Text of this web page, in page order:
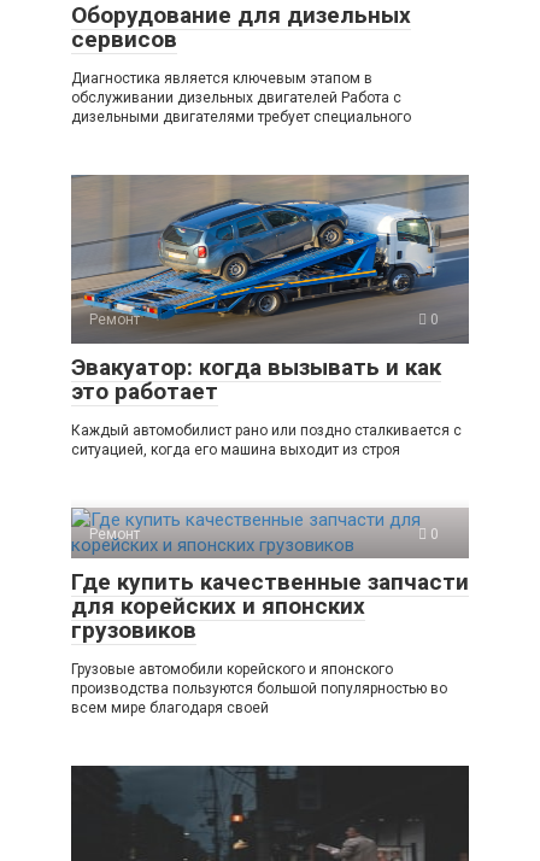
Оборудование для дизельных
сервисов
Диагностика является ключевым этапом в
обслуживании дизельных двигателей Работа с
дизельными двигателями требует специального
Ремонт 0
Эвакуатор: когда вызывать и как
это работает
Каждый автомобилист рано или поздно сталкивается с
ситуацией, когда его машина выходит из строя
Ремонт 0
Где купить качественные запчасти
для корейских и японских
грузовиков
Грузовые автомобили корейского и японского
производства пользуются большой популярностью во
всем мире благодаря своей